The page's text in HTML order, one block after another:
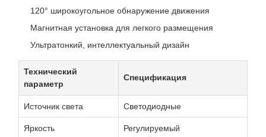
120° широкоугольное обнаружение движения
Магнитная установка для легкого размещения
Ультратонкий, интеллектуальный дизайн
Технический
параметр
Спецификация
Источник света Светодиодные
Яркость Регулируемый